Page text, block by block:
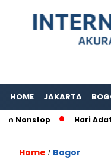
HOME JAKARTA
Hari Adat
Home / Bogor